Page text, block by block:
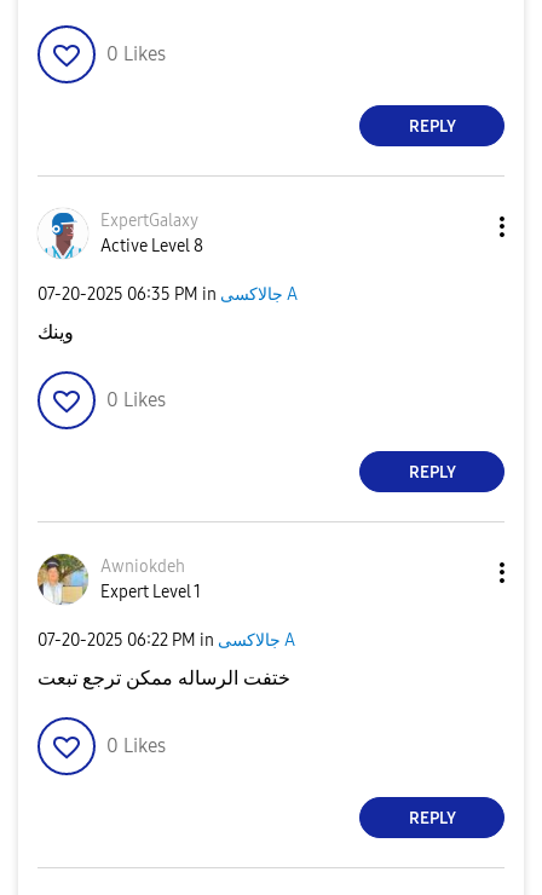
0 Likes
REPLY
ExpertGalaxy
Active Level 8
‎07-20-2025 06:35 PM in جالاكسى A
وينك
0 Likes
REPLY
Awniokdeh
Expert Level 1
‎07-20-2025 06:22 PM in جالاكسى A
ختفت الرساله ممكن ترجع تبعت
0 Likes
REPLY